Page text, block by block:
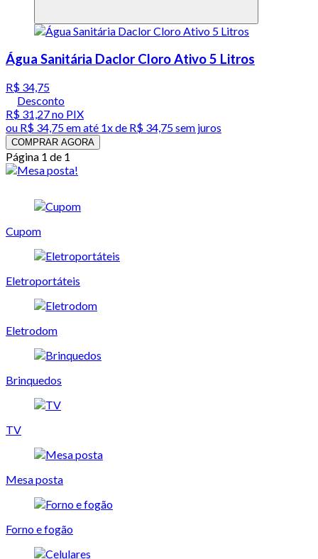
Água Sanitária Daclor Cloro Ativo 5 Litros
R$ 34,75
Desconto
R$ 31,27no PIX
ou R$ 34,75em até 1x de R$ 34,75sem juros
COMPRAR AGORA
Página 1 de 1
Cupom
Eletroportáteis
Eletrodom
Brinquedos
TV
Mesa posta
Forno e fogão